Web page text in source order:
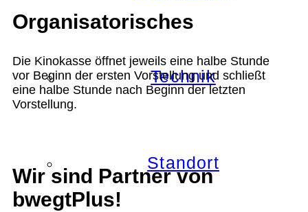
Technik
Standort
Organisatorisches
Die Kinokasse öffnet jeweils eine halbe Stunde
vor Beginn der ersten Vorstellung und schließt
eine halbe Stunde nach Beginn der letzten
Vorstellung.
Wir sind Partner von
bwegtPlus!